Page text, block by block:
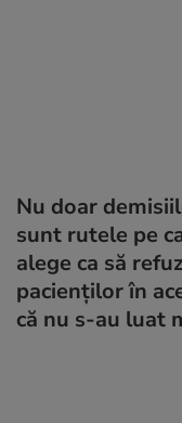
Nu doar
sunt rutele pe
alege ca să
pacienților în
că nu s-au luat